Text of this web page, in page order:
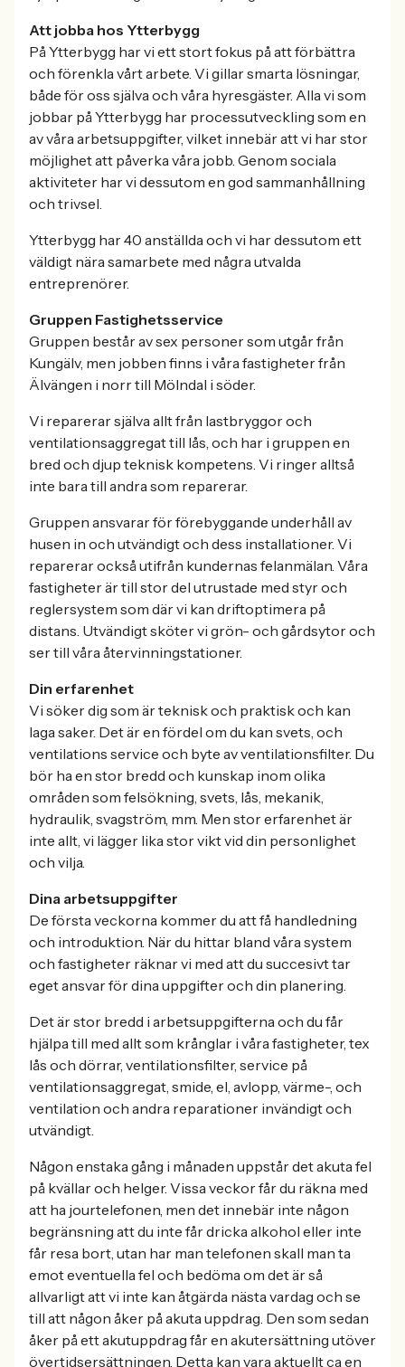
Att jobba hos Ytterbygg
På Ytterbygg har vi ett stort fokus på att förbättra
och förenkla vårt arbete. Vi gillar smarta lösningar,
både för oss själva och våra hyresgäster. Alla vi som
jobbar på Ytterbygg har processutveckling som en
av våra arbetsuppgifter, vilket innebär att vi har stor
möjlighet att påverka våra jobb. Genom sociala
aktiviteter har vi dessutom en god sammanhållning
och trivsel.
Ytterbygg har 40 anställda och vi har dessutom ett
väldigt nära samarbete med några utvalda
entreprenörer.
Gruppen Fastighetsservice
Gruppen består av sex personer som utgår från
Kungälv, men jobben finns i våra fastigheter från
Älvängen i norr till Mölndal i söder.
Vi reparerar själva allt från lastbryggor och
ventilationsaggregat till lås, och har i gruppen en
bred och djup teknisk kompetens. Vi ringer alltså
inte bara till andra som reparerar.
Gruppen ansvarar för förebyggande underhåll av
husen in och utvändigt och dess installationer. Vi
reparerar också utifrån kundernas felanmälan. Våra
fastigheter är till stor del utrustade med styr och
reglersystem som där vi kan driftoptimera på
distans. Utvändigt sköter vi grön- och gårdsytor och
ser till våra återvinningstationer.
Din erfarenhet
Vi söker dig som är teknisk och praktisk och kan
laga saker. Det är en fördel om du kan svets, och
ventilations service och byte av ventilationsfilter. Du
bör ha en stor bredd och kunskap inom olika
områden som felsökning, svets, lås, mekanik,
hydraulik, svagström, mm. Men stor erfarenhet är
inte allt, vi lägger lika stor vikt vid din personlighet
och vilja.
Dina arbetsuppgifter
De första veckorna kommer du att få handledning
och introduktion. När du hittar bland våra system
och fastigheter räknar vi med att du succesivt tar
eget ansvar för dina uppgifter och din planering.
Det är stor bredd i arbetsuppgifterna och du får
hjälpa till med allt som krånglar i våra fastigheter, tex
lås och dörrar, ventilationsfilter, service på
ventilationsaggregat, smide, el, avlopp, värme-, och
ventilation och andra reparationer invändigt och
utvändigt.
Någon enstaka gång i månaden uppstår det akuta fel
på kvällar och helger. Vissa veckor får du räkna med
att ha jourtelefonen, men det innebär inte någon
begränsning att du inte får dricka alkohol eller inte
får resa bort, utan har man telefonen skall man ta
emot eventuella fel och bedöma om det är så
allvarligt att vi inte kan åtgärda nästa vardag och se
till att någon åker på akuta uppdrag. Den som sedan
åker på ett akutuppdrag får en akutersättning utöver
övertidsersättningen. Detta kan vara aktuellt ca en